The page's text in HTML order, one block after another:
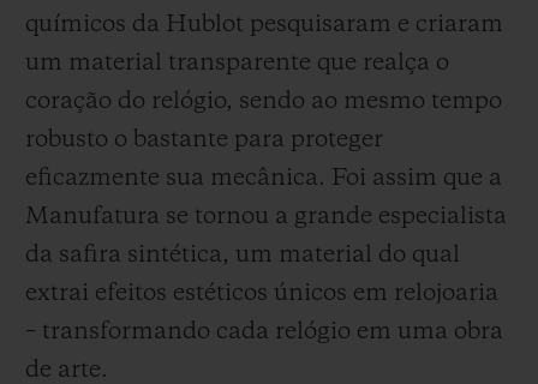
químicos da Hublot pesquisaram e criaram
um material transparente que realça o
coração do relógio, sendo ao mesmo tempo
robusto o bastante para proteger
eficazmente sua mecânica. Foi assim que a
Manufatura se tornou a grande especialista
da safira sintética, um material do qual
extrai efeitos estéticos únicos em relojoaria
– transformando cada relógio em uma obra
de arte.